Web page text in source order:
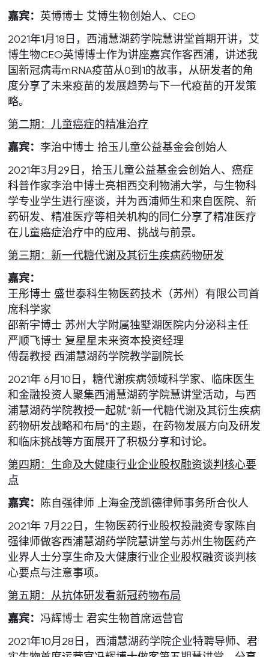
嘉宾： 英博博士 艾博生物创始人、CEO
2021年1月18日，西浦慧湖药学院慧讲堂首期开讲，艾
博生物CEO英博博士作为讲座嘉宾作客西浦，讲述我
国新冠病毒mRNA疫苗从0到1的故事，从研发者的角
度分享了未来疫苗的发展趋势与下一代疫苗的开发策
略。
第二期：儿童癌症的精准治疗
嘉宾：李治中博士 拾玉儿童公益基金会创始人
2021年3月29日，拾玉儿童公益基金会创始人、癌症
科普作家李治中博士亮相西交利物浦大学，与生物科
学专业学生进行座谈，并为西浦师生和来自医院、新
药研发、精准医疗等相关机构的同仁分享了精准医疗
在儿童癌症治疗中的应用、挑战与前景。
第三期：新一代糖代谢及其衍生疾病药物研发
嘉宾：
王彤博士 盛世泰科生物医药技术（苏州）有限公司首
席科学家
邵新宇博士 苏州大学附属独墅湖医院内分泌科主任
严顺飞博士 复星星未来资本投资经理
傅磊教授 西浦慧湖药学院教学副院长
2021年 6月10日，糖代谢疾病领域科学家、临床医生
和金融投资人聚集西浦慧湖药学院慧讲堂活动，与西
浦慧湖药学院教授一起就“新一代糖代谢及其衍生疾病
药物研发战略和布局”的主题，在药物发展方向及研发
和临床挑战等方面展开了积极分享和讨论。
第四期：生命及大健康行业企业股权融资谈判核心要
点
嘉宾： 陈自强律师 上海金茂凯德律师事务所合伙人
2021年 7月22日，生物医药行业股权投融资专家陈自
强律师做客西浦慧湖药学院慧讲堂与苏州生物医药产
业界人士分享生命及大健康行业企业股权融资谈判核
心要点与注意事项。
第五期：从抗体研发看新冠药物布局
嘉宾：冯辉博士 君实生物首席运营官
2021年10月28日，西浦慧湖药学院企业特聘导师、君